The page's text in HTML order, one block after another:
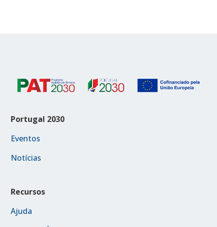
Portugal 2030
Eventos
Notícias
Recursos
Ajuda